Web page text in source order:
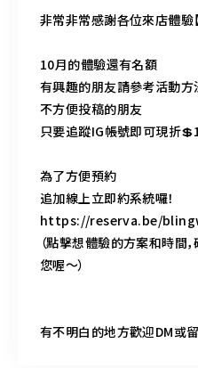
非常非常感謝各位來店體驗【
10月的體驗還有名額
有興趣的朋友請參考活動
不方便投稿的朋友
只要追蹤IG帳號即可現折
為了方便預約
追加線上立即約系統囉！
https://reserva.be/
（點擊想體驗的方案和時間
您喔～）
有不明白的地方歡迎DM或